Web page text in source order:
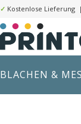
✓ Kostenlose Lieferung
BLACHEN &